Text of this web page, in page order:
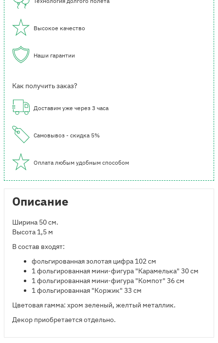
Высокое качество
Наши гарантии
Как получить заказ?
Доставим уже через 3 часа
Самовывоз - скидка 5%
Оплата любым удобным способом
Описание
Ширина 50 см.
Высота 1,5 м
В состав входят:
​фольгированная золотая цифра 102 см
1 фольгированная мини-фигура "Карамелька" 30 см
1 фольгированная мини-фигура "Компот" 36 см
1 фольгированная "Коржик" 33 см
Цветовая гамма: хром зеленый, желтый металлик.
Декор приобретается отдельно.